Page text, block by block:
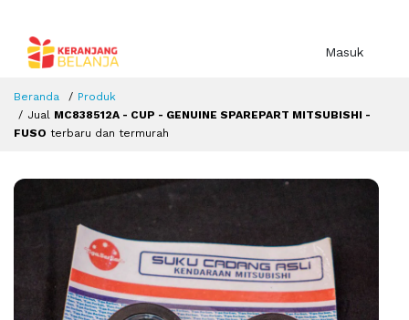
Masuk
Beranda
Produk
Jual MC838512A - CUP - GENUINE SPAREPART MITSUBISHI -
FUSO terbaru dan termurah